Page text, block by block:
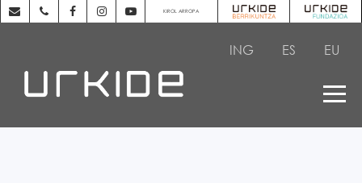
KIROL ARROPA
ING ES EU